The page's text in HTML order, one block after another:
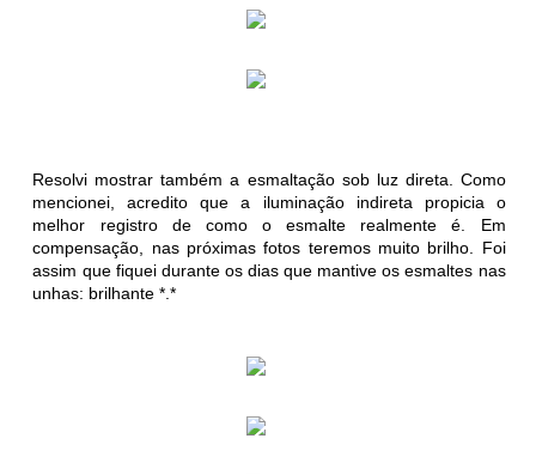
Resolvi mostrar também a esmaltação sob luz direta. Como
mencionei, acredito que a iluminação indireta propicia o
melhor registro de como o esmalte realmente é. Em
compensação, nas próximas fotos teremos muito brilho. Foi
assim que fiquei durante os dias que mantive os esmaltes nas
unhas: brilhante *.*